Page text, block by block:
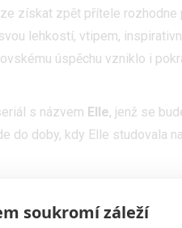
získat zpět přítele
lehkostí, vtipem,
úspěchu vzniklo i
s názvem Elle, jenž se
do doby, kdy Elle studovala
thriller s Reese
. K ní se připojila
soukromí záleží